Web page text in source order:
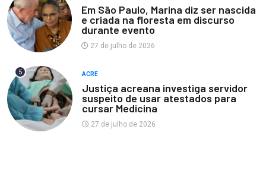
Em São Paulo, Marina diz ser nascida
e criada na floresta em discurso
durante evento
27 de julho de 2026
5 ACRE
Justiça acreana investiga servidor
suspeito de usar atestados para
cursar Medicina
27 de julho de 2026